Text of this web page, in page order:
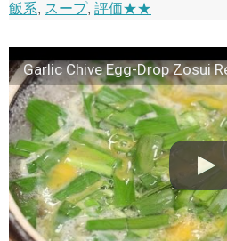
飯系, スープ, 評価★★